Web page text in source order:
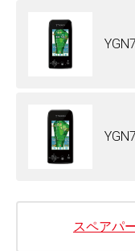
スペアパ